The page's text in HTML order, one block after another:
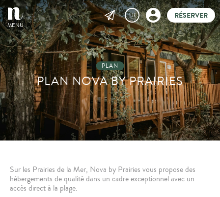
MENU
RÉSERVER
PLAN
PLAN NOVA BY PRAIRIES
Sur les Prairies de la Mer, Nova by Prairies vous propose des
hébergements de qualité dans un cadre exceptionnel avec un
accès direct à la plage.